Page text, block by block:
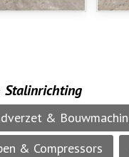
Stalinrichting
&
& Compressors